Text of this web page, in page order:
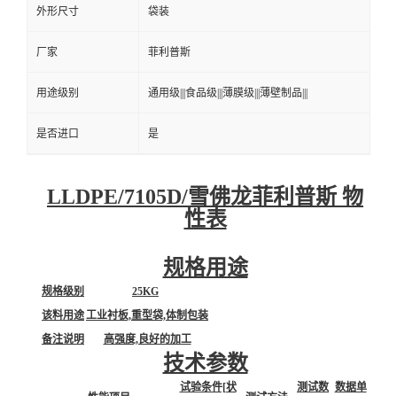
外形尺寸 袋装
厂家 菲利普斯
用途级别 通用级|||食品级|||薄膜级|||薄壁制品|||
是否进口 是
LLDPE/7105D/雪佛龙菲利普斯 物
性表
规格用途
规格级别
25KG
该料用途工业衬板,重型袋,体制包装
备注说明
高强度,良好的加工
技术参数
试验条件[状
测试数 数据单